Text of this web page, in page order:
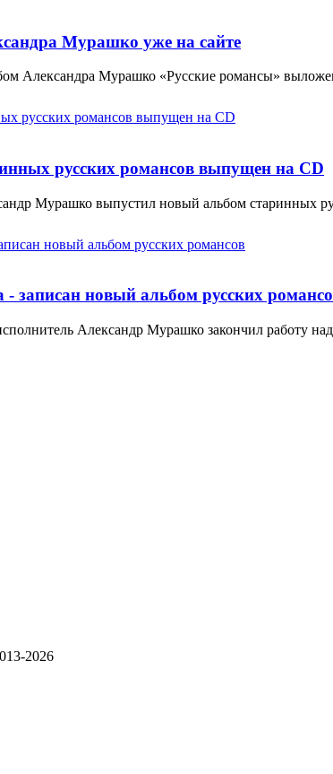
Мурашко уже на сайте
Александра Мурашко «Русские романсы»
русских романсов выпущен на CD
Мурашко выпустил новый альбом старинных
- записан новый альбом русских
Александр Мурашко закончил работу
2026